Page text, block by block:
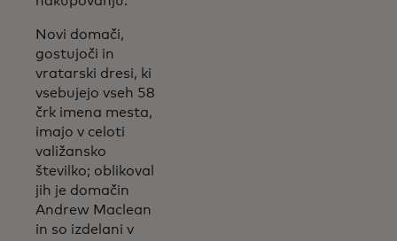
Novi domači,
gostujoči in
vratarski dresi, ki
vsebujejo vseh 58
črk imena mesta,
imajo v celoti
valižansko
številko; oblikoval
jih je domačin
Andrew Maclean
in so izdelani v